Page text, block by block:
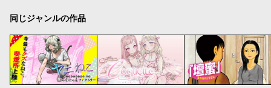
同じジャンルの作品